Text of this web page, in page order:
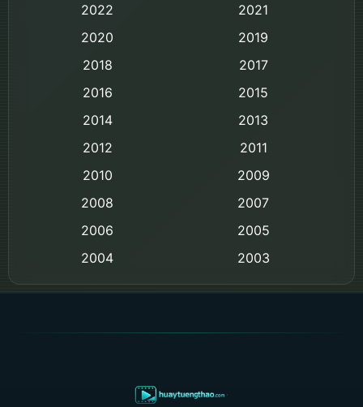
2022
2021
2020
2019
2018
2017
2016
2015
2014
2013
2012
2011
2010
2009
2008
2007
2006
2005
2004
2003
2002
2000